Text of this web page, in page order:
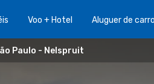
Voo + Hotel Aluguer de
Paulo - Nelspruit